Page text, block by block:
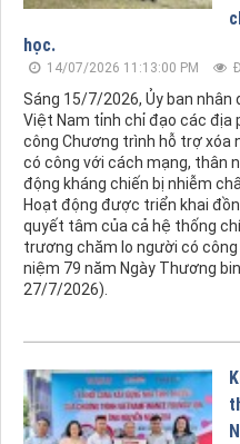
học.
14/07/2026 11:13:00 PM
Sáng 15/7/2026, Ủy ban nhân
Việt Nam tỉnh chỉ đạo các địa
công Chương trình hỗ trợ xóa
có công với cách mạng, thân
động kháng chiến bị nhiễm
Hoạt động được triển khai
quyết tâm của cả hệ thống
trương chăm lo người có
niệm 79 năm Ngày Thương
27/7/2026).